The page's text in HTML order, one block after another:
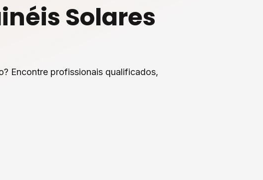
Solares
Encontre profissionais qualificados,